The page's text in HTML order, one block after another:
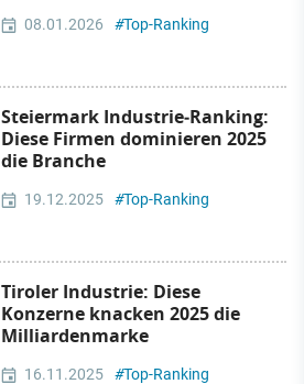
08.01.2026 #Top-Ranking
Steiermark Industrie‑Ranking:
Diese Firmen dominieren 2025
die Branche
19.12.2025 #Top-Ranking
Tiroler Industrie: Diese
Konzerne knacken 2025 die
Milliardenmarke
16.11.2025 #Top-Ranking